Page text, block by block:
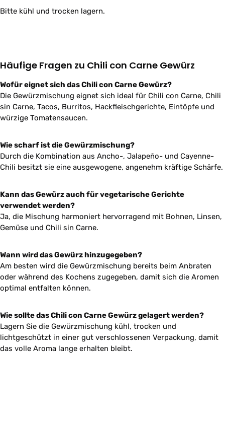
Bitte kühl und trocken lagern.
Häufige Fragen zu Chili con Carne Gewürz
Wofür eignet sich das Chili con Carne Gewürz?
Die Gewürzmischung eignet sich ideal für Chili con Carne, Chili
sin Carne, Tacos, Burritos, Hackfleischgerichte, Eintöpfe und
würzige Tomatensaucen.
Wie scharf ist die Gewürzmischung?
Durch die Kombination aus Ancho-, Jalapeño- und Cayenne-
Chili besitzt sie eine ausgewogene, angenehm kräftige Schärfe.
Kann das Gewürz auch für vegetarische Gerichte
verwendet werden?
Ja, die Mischung harmoniert hervorragend mit Bohnen, Linsen,
Gemüse und Chili sin Carne.
Wann wird das Gewürz hinzugegeben?
Am besten wird die Gewürzmischung bereits beim Anbraten
oder während des Kochens zugegeben, damit sich die Aromen
optimal entfalten können.
Wie sollte das Chili con Carne Gewürz gelagert werden?
Lagern Sie die Gewürzmischung kühl, trocken und
lichtgeschützt in einer gut verschlossenen Verpackung, damit
das volle Aroma lange erhalten bleibt.